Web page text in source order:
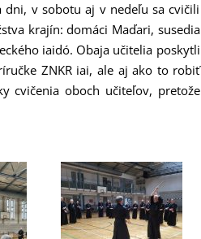
v sobotu aj v nedeľu sa cvičili
krajín: domáci Maďari, susedia
iaidó. Obaja učitelia poskytli
ZNKR iai, ale aj ako to robiť
cvičenia oboch učiteľov, pretože